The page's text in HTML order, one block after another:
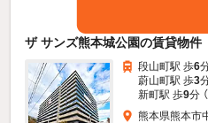
ザ サンズ熊本城公園の賃貸物件
段山町駅 歩6
蔚山町駅 歩3
新町駅 歩9分
熊本県熊本市